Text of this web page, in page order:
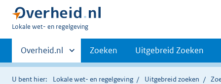
U
hier:
Lokale wet- en regelgeving
Primaire
navigatie
Andere
sites
binnen
Overheid.nl Zoeken Uitgebreid Zoeken
U bent hier: Lokale wet- en regelgeving Uitgebreid zoeken